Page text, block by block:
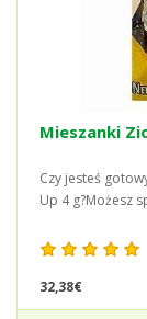
Mieszanki
Czy jesteś
Up 4 g?Możesz
32,38€